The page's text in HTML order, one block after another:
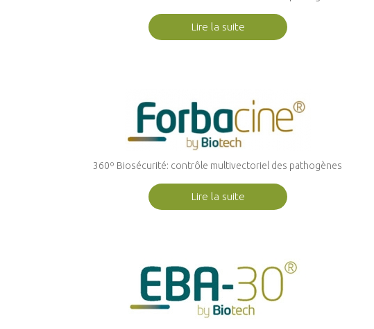
Lire la suite
360º Biosécurité: contrôle multivectoriel des pathogènes
Lire la suite